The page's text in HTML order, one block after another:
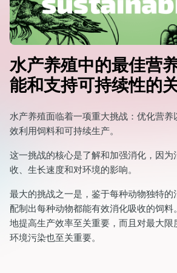
水产养殖中的最佳营
能和支持可持续性的
水产养殖面临着一项重大挑战：优化营养
效利用饲料和可持续生产。
这一挑战的核心是了解和加强消化，因为
收、生长速度和对环境的影响。
最大的挑战之一是，鉴于每种动物独特
配制出每种动物都能有效消化吸收的饲
地提高生产效率至关重要，而且对最大限
环境污染也至关重要。